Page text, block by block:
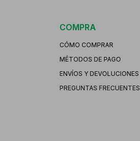
COMPRA
CÓMO COMPRAR
MÉTODOS DE PAGO
ENVÍOS Y DEVOLUCIONES
PREGUNTAS FRECUENTES